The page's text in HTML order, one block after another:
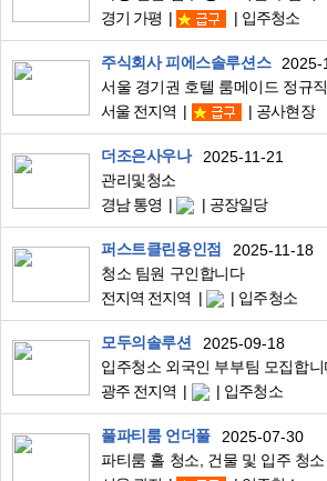
경기 가평
입주청소
주식회사 피에스솔루션스
2025-
서울 전지역
공사현장
더조은사우나
2025-11-21
관리및청소
경남 통영
공장일당
퍼스트클린용인점
2025-11-18
청소 팀원 구인합니다
전지역 전지역
입주청소
모두의솔루션
2025-09-18
입주청소 외국인 부부팀 모집합니
광주 전지역
입주청소
풀파티룸 언더풀
2025-07-30
파티룸 홀 청소, 건물 및 입주 청소